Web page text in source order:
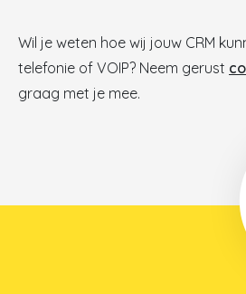
Wil je weten hoe wij jouw CRM
telefonie of VOIP? Neem gerust
graag met je mee.